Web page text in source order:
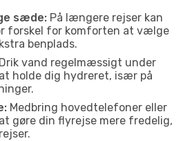
sæde: På længere rejser kan
forskel for komforten at vælge
benplads.
Drik vand regelmæssigt under
holde dig hydreret, især på
Medbring hovedtelefoner eller
gøre din flyrejse mere fredelig,